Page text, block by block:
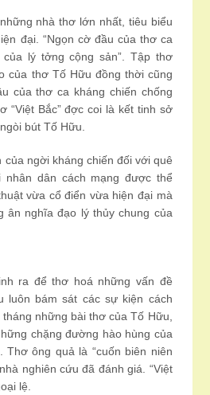
nhà thơ lớn nhất, tiêu biểu
đại. “Ngọn cờ đầu của thơ ca
lý tởng cộng sản”. Tập thơ
của thơ Tố Hữu đồng thời cũng
của thơ ca kháng chiến chống
“Việt Bắc” đợc coi là kết tinh sở
bút Tố Hữu.
ngời kháng chiến đối với quê
dân cách mạng được thể
vừa cổ điển vừa hiện đại mà
ân nghĩa đạo lý thủy chung của
ra để thơ hoá những vấn đề
luôn bám sát các sự kiện cách
những bài thơ của Tố Hữu,
chặng đường hào hùng của
Thơ ông quả là “cuốn biên niên
nghiên cứu đã đánh giá. “Việt
lệ.